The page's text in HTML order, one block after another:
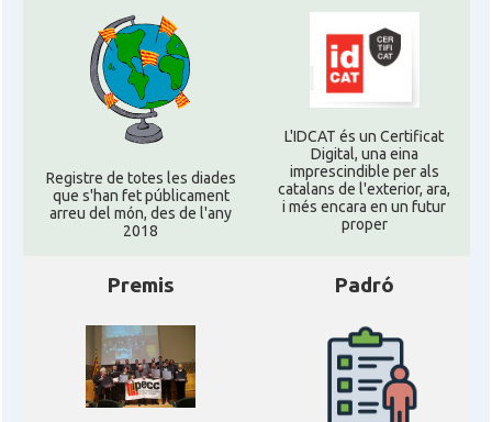
Registre de totes les diades
que s'han fet públicament
arreu del món, des de l'any
2018
L'IDCAT és un Certificat
Digital, una eina
imprescindible per als
catalans de l'exterior, ara,
i més encara en un futur
proper
Premis Padró